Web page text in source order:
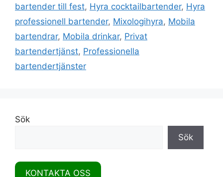
bartender till fest, Hyra cocktailbartender, Hyra
professionell bartender, Mixologihyra, Mobila
bartendrar, Mobila drinkar, Privat
bartendertjänst, Professionella
bartendertjänster
Sök
Sök
KONTAKTA OSS